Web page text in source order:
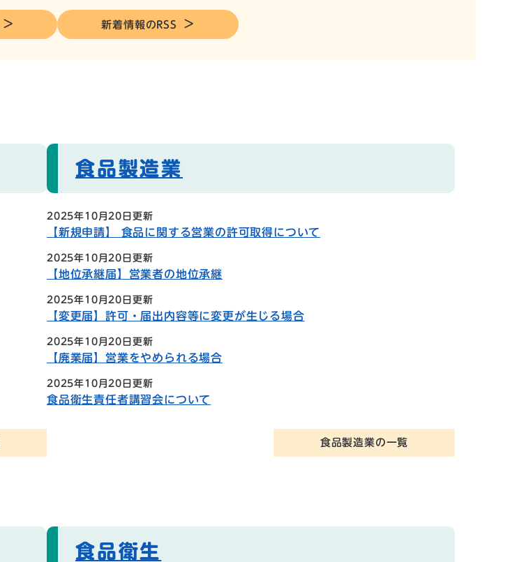
新着情報のRSS
食品製造業
2025年10月20日更新
【新規申請】 食品に関する営業の許可取得について
2025年10月20日更新
【地位承継届】営業者の地位承継
2025年10月20日更新
【変更届】許可・届出内容等に変更が生じる場合
2025年10月20日更新
【廃業届】営業をやめられる場合
2025年10月20日更新
食品衛生責任者講習会について
食品製造業の一覧
食品衛生